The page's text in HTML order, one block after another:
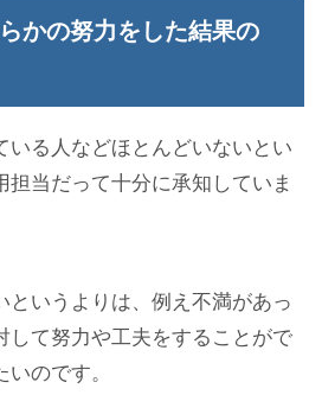
かの努力をした結果の
いる人などほとんどいないとい
担当だって十分に承知していま
というよりは、例え不満があっ
して努力や工夫をすることがで
のです。